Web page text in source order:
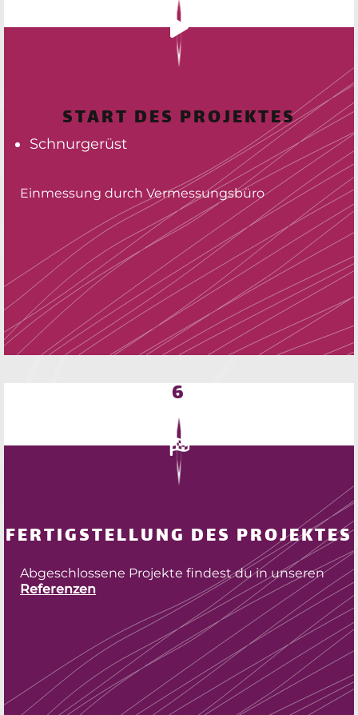
START DES PROJEKTES
Schnurgerüst
Einmessung durch Vermessungsbüro
6
FERTIGSTELLUNG DES PROJEKTES
Abgeschlossene Projekte findest du in unseren
Referenzen